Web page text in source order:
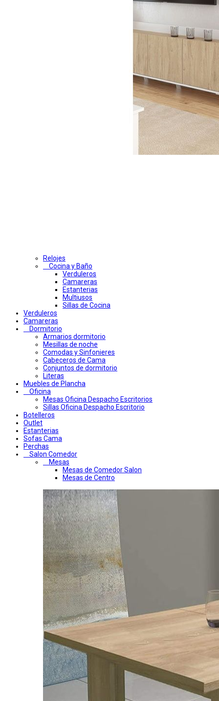
Relojes
Cocina y Baño
Verduleros
Camareras
Estanterias
Multiusos
Sillas de Cocina
Verduleros
Camareras
Dormitorio
Armarios dormitorio
Mesillas de noche
Comodas y Sinfonieres
Cabeceros de Cama
Conjuntos de dormitorio
Literas
Muebles de Plancha
Oficina
Mesas Oficina Despacho Escritorios
Sillas Oficina Despacho Escritorio
Botelleros
Outlet
Estanterias
Sofas Cama
Perchas
Salon Comedor
Mesas
Mesas de Comedor Salon
Mesas de Centro